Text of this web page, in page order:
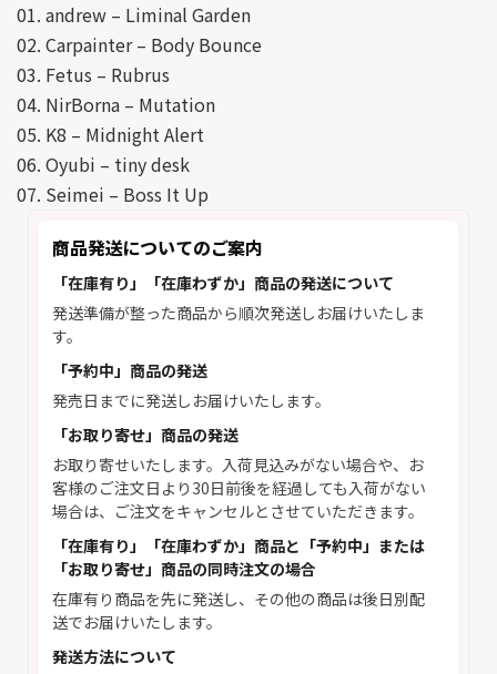
01. andrew – Liminal Garden
02. Carpainter – Body Bounce
03. Fetus – Rubrus
04. NirBorna – Mutation
05. K8 – Midnight Alert
06. Oyubi – tiny desk
07. Seimei – Boss It Up
商品発送についてのご案内
「在庫有り」「在庫わずか」商品の発送について
発送準備が整った商品から順次発送しお届けいたしま
す。
「予約中」商品の発送
発売日までに発送しお届けいたします。
「お取り寄せ」商品の発送
お取り寄せいたします。入荷見込みがない場合や、お
客様のご注文日より30日前後を経過しても入荷がない
場合は、ご注文をキャンセルとさせていただきます。
「在庫有り」「在庫わずか」商品と「予約中」または
「お取り寄せ」商品の同時注文の場合
在庫有り商品を先に発送し、その他の商品は後日別配
送でお届けいたします。
発送方法について